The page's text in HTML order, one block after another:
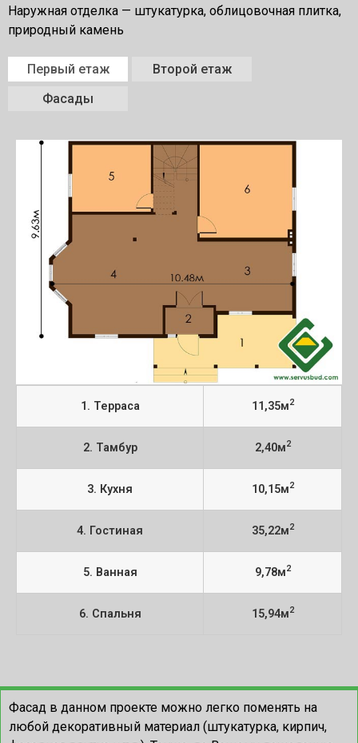
Наружная отделка — штукатурка, облицовочная плитка,
природный камень
Первый етаж
Второй етаж
Фасады
1. Терраса 11,35м2
2. Тамбур 2,40м2
3. Кухня 10,15м2
4. Гостиная 35,22м2
5. Ванная 9,78м2
6. Спальня 15,94м2
Фасад в данном проекте можно легко поменять на
любой декоративный материал (штукатурка, кирпич,